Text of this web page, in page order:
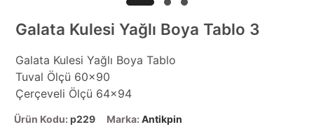
Galata Kulesi Yağlı Boya Tablo 3
Galata Kulesi Yağlı Boya Tablo
Tuval Ölçü 60x90
Çerçeveli Ölçü 64x94
Ürün Kodu: p229 Marka: Antikpin